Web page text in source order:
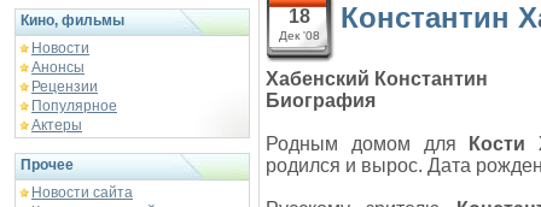
Кино, фильмы
Новости
Анонсы
Рецензии
Популярное
Актеры
Прочее
Новости сайта
18
Дек '08
Константин
Хабенский Константин
Биография
Родным домом для
Кости
родился и вырос. Дата